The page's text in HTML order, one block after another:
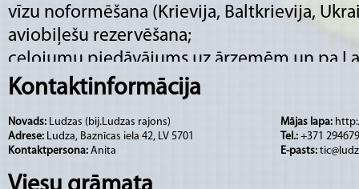
vīzu noformēšana (Krievija, Baltkrievija,
aviobiļešu rezervēšana;
ceļojumu piedāvājums uz ārzemēm un pa
atpūtas un pasākumu organizācija;
reklāmas materiāli, suvenīri;
konsultācijas, apmācību organizēšana;
biznesa plāni, projektu izstrāde,
uzņēmējdarbības centra pakalpojumi;
Kontaktinformācija
Novads: Ludzas (bij.Ludzas rajons)
Adrese: Ludza, Baznīcas iela 42, LV 5701
Kontaktpersona: Anita
Mājas lapa:
Tel.: +371
E-pasts: